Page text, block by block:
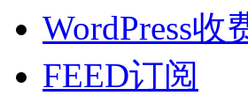
WordPress收
FEED订阅